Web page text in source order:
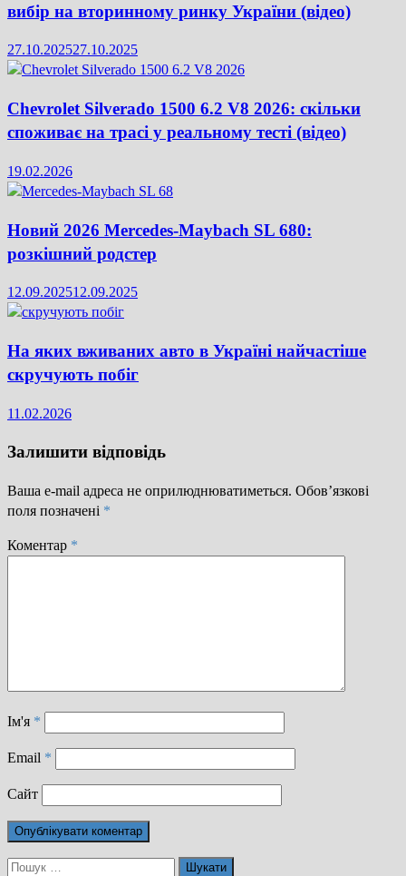
вибір на вторинному ринку України (відео)
27.10.202527.10.2025
Chevrolet Silverado 1500 6.2 V8 2026: скільки
споживає на трасі у реальному тесті (відео)
19.02.2026
Новий 2026 Mercedes-Maybach SL 680:
розкішний родстер
12.09.202512.09.2025
На яких вживаних авто в Україні найчастіше
скручують побіг
11.02.2026
Залишити відповідь
Ваша e-mail адреса не оприлюднюватиметься. Обов’язкові
поля позначені *
Коментар *
Ім'я *
Email *
Сайт
Пошук: